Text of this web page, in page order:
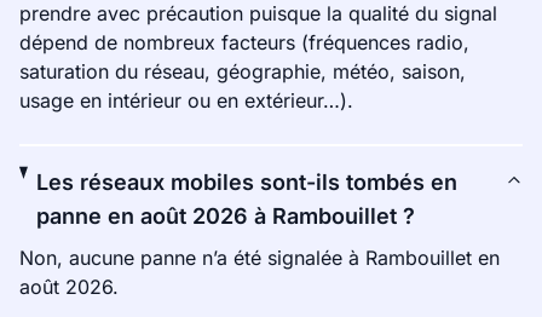
prendre avec précaution puisque la qualité du signal
dépend de nombreux facteurs (fréquences radio,
saturation du réseau, géographie, météo, saison,
usage en intérieur ou en extérieur…).
Les réseaux mobiles sont-ils tombés en
panne en août 2026 à Rambouillet ?
Non, aucune panne n’a été signalée à Rambouillet en
août 2026.